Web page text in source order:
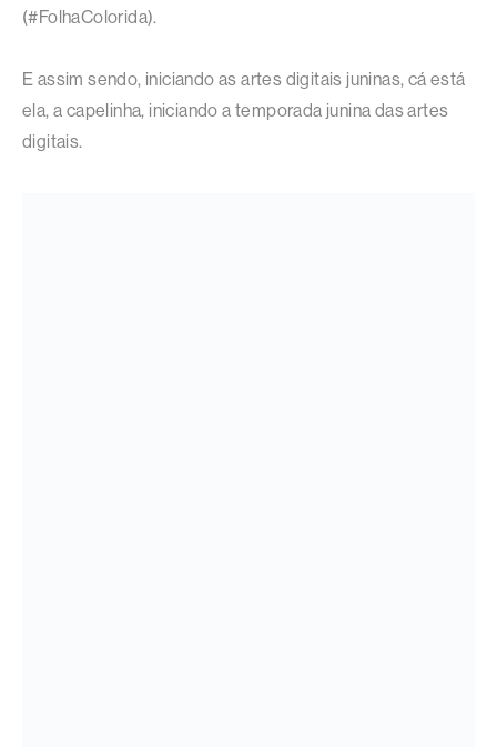
(#FolhaColorida).
E assim sendo, iniciando as artes digitais juninas, cá está
ela, a capelinha, iniciando a temporada junina das artes
digitais.